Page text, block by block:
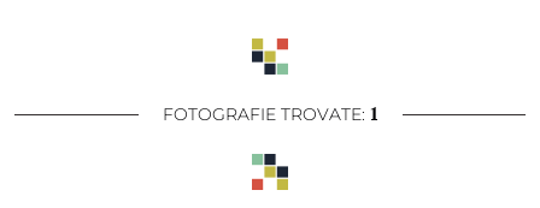
FOTOGRAFIE TROVATE: 1